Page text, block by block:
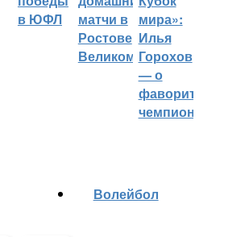
в ЮФЛ
матчи в
Ростове
Великом
мира»:
Илья
Горохов
— о
фаворитах
чемпионата
Волейбол